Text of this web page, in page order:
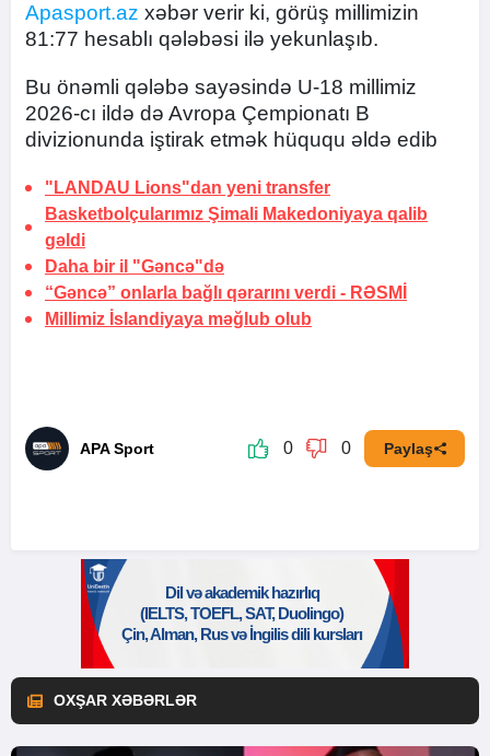
Apasport.az xəbər verir ki, görüş millimizin
81:77 hesablı qələbəsi ilə yekunlaşıb.
Bu önəmli qələbə sayəsində U-18 millimiz
2026-cı ildə də Avropa Çempionatı B
divizionunda iştirak etmək hüququ əldə edib
"LANDAU Lions"dan yeni transfer
Basketbolçularımız Şimali Makedoniyaya qalib
gəldi
Daha bir il "Gəncə"də
“Gəncə” onlarla bağlı qərarını verdi - RƏSMİ
Millimiz İslandiyaya məğlub olub
APA Sport 0 0 Paylaş
OXŞAR XƏBƏRLƏR